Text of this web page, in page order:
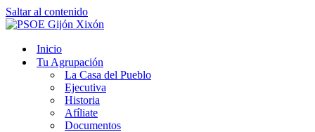
Saltar al contenido
Inicio
Tu Agrupación
La Casa del Pueblo
Ejecutiva
Historia
Afíliate
Documentos